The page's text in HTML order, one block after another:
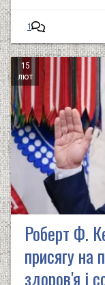
1
15
лют
Роберт Ф.
присягу на
здоров'я і